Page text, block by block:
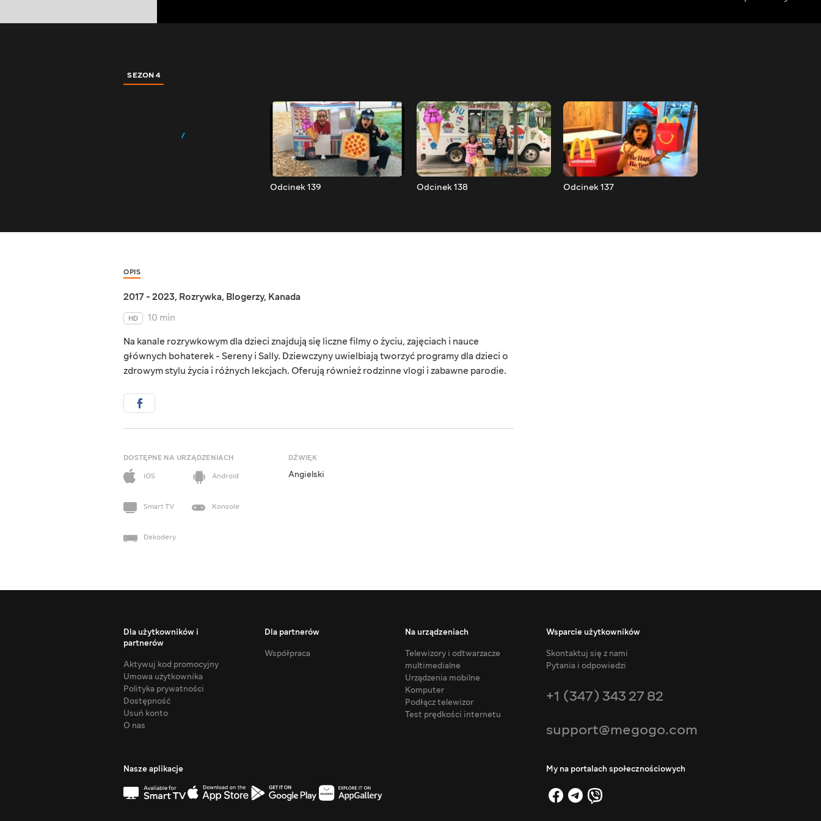
SEZON 4
Odcinek 139 Odcinek 138 Odcinek 137
OPIS
2017 - 2023, Rozrywka, Blogerzy, Kanada
HD
10 min
Na kanale rozrywkowym dla dzieci znajdują się liczne filmy o życiu, zajęciach i nauce
głównych bohaterek - Sereny i Sally. Dziewczyny uwielbiają tworzyć programy dla dzieci o
zdrowym stylu życia i różnych lekcjach. Oferują również rodzinne vlogi i zabawne parodie.
DOSTĘPNE NA URZĄDZENIACH
iOS
Android
Smart TV Konsole
Dekodery
DŹWIĘK
Angielski
Dla użytkowników i
partnerów
Aktywuj kod promocyjny
Umowa użytkownika
Polityka prywatności
Dostępność
Usuń konto
O nas
Dla partnerów
Współpraca
Na urządzeniach
Telewizory i odtwarzacze
multimedialne
Urządzenia mobilne
Komputer
Podłącz telewizor
Test prędkości internetu
Wsparcie użytkowników
Skontaktuj się z nami
Pytania i odpowiedzi
+1 (347) 343 27 82
support@megogo.com
Nasze aplikacje My na portalach społecznościowych